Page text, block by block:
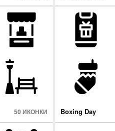
50 ИКОНКИ Boxing Day